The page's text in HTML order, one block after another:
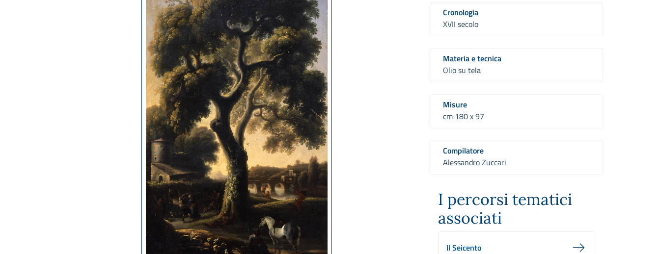
Cronologia
XVII secolo
Materia e tecnica
Olio su tela
Misure
cm 180 x 97
Compilatore
Alessandro Zuccari
I percorsi tematici
associati
Il Seicento